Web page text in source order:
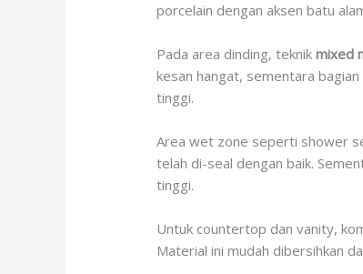
porcelain dengan aksen batu
Pada area dinding, teknikmixed
kesan hangat, sementara
tinggi.
Area wet zone seperti shower
telah di-seal dengan baik.
tinggi.
Untuk countertop dan vanity,
Material ini mudah dibersihkan